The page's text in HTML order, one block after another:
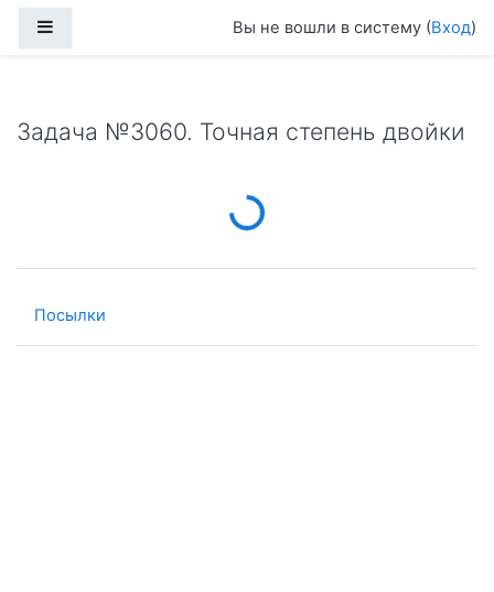
Вы не вошли в систему (Вход)
Задача №3060. Точная степень двойки
Loading...
Посылки